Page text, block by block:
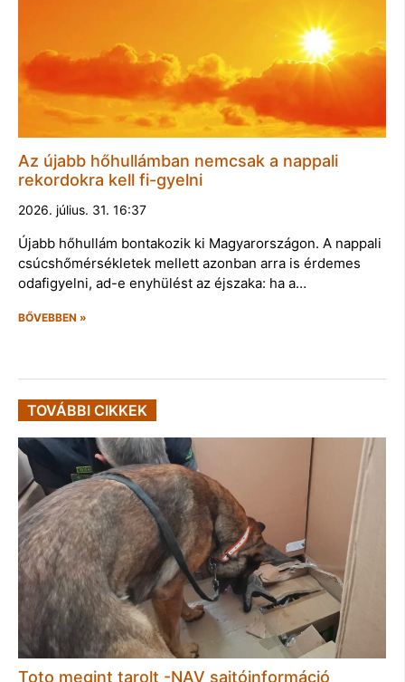
Az újabb hőhullámban nemcsak a nappali
rekordokra kell fi-gyelni
2026. július. 31. 16:37
Újabb hőhullám bontakozik ki Magyarországon. A nappali
csúcshőmérsékletek mellett azonban arra is érdemes
odafigyelni, ad-e enyhülést az éjszaka: ha a…
BŐVEBBEN »
TOVÁBBI CIKKEK
Toto megint tarolt -NAV sajtóinformáció